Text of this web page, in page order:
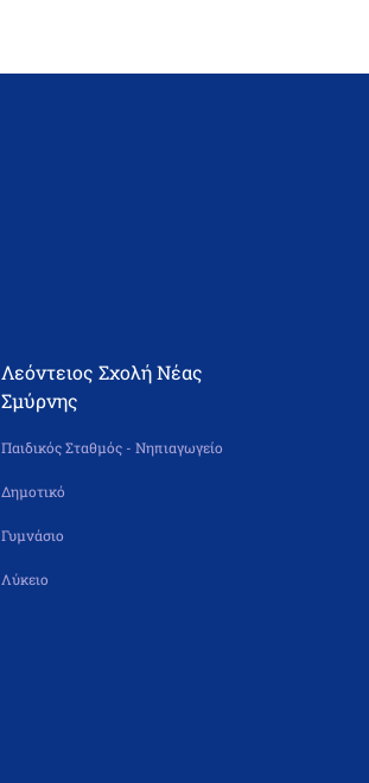
Λεόντειος Σχολή Νέας
Σμύρνης
Παιδικός Σταθμός - Νηπιαγωγείο
Δημοτικό
Γυμνάσιο
Λύκειο